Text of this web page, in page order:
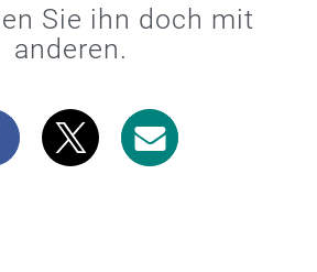
Sie ihn doch mit
anderen.